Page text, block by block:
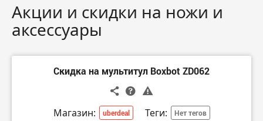
Акции и скидки на ножи и
аксессуары
Скидка на мультитул Boxbot ZD062
Магазин: uberdeal Теги: Нет тегов